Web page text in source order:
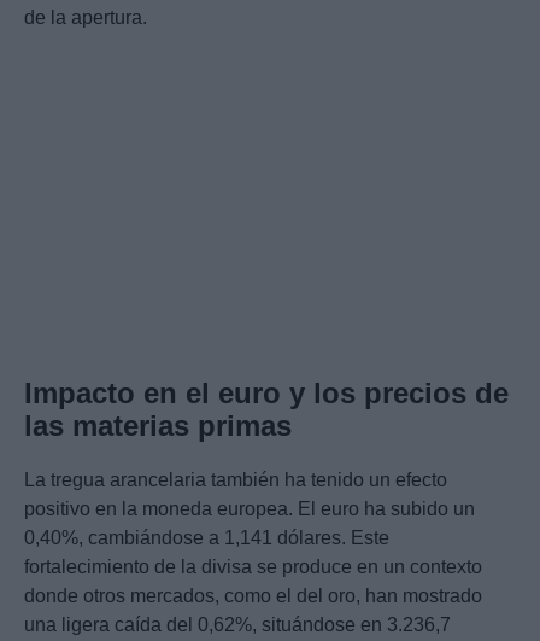
de la apertura.
Impacto en el euro y los precios de
las materias primas
La tregua arancelaria también ha tenido un efecto
positivo en la moneda europea. El euro ha subido un
0,40%, cambiándose a 1,141 dólares. Este
fortalecimiento de la divisa se produce en un contexto
donde otros mercados, como el del oro, han mostrado
una ligera caída del 0,62%, situándose en 3.236,7